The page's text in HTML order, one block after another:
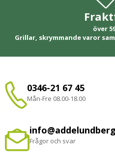
över
Grillar, skrymmande varor
0346-21 67 45
Mån-Fre 08.00-18.00
Frågor och svar